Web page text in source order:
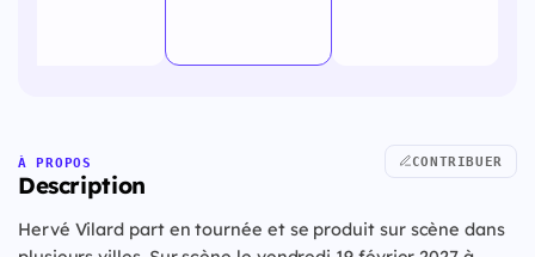
À PROPOS
Description
CONTRIBUER
Hervé Vilard part en tournée et se produit sur scène dans